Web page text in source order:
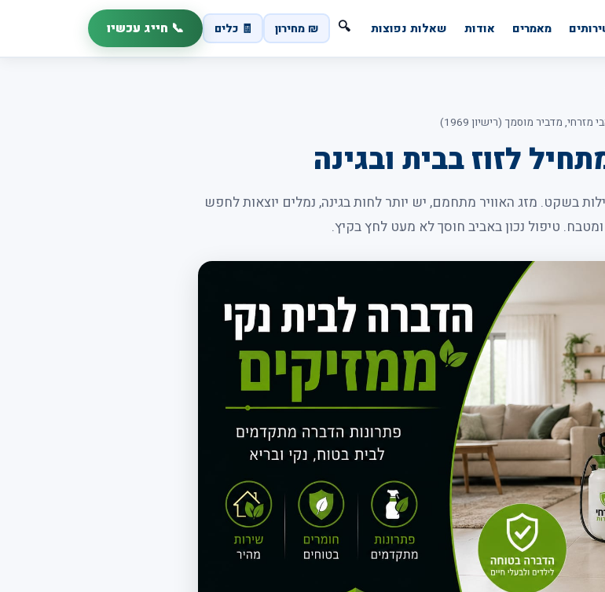
מאמרים אודות שאלות נפוצות 🔍 ₪ מחירון 🧾 כלים 📞 חייג עכשיו
מזרחי, מדביר מוסמך (רישיון 1969)
לזוז בבית ובגינה
בשקט. מזג האוויר מתחמם, יש יותר לחות בגינה, נמלים יוצאות לחפש
ומטבח. טיפול נכון באביב חוסך לא מעט לחץ בקיץ.